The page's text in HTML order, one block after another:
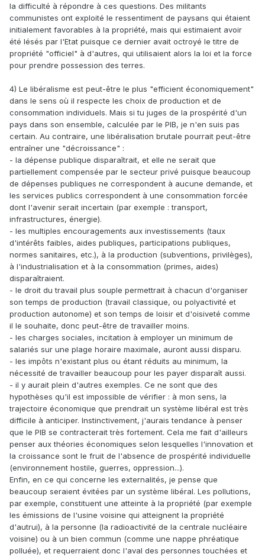
la difficulté à répondre à ces questions. Des militants
communistes ont exploité le ressentiment de paysans qui étaient
initialement favorables à la propriété, mais qui estimaient avoir
été lésés par l'Etat puisque ce dernier avait octroyé le titre de
propriété "officiel" à d'autres, qui utilisaient alors la loi et la force
pour prendre possession des terres.
4) Le libéralisme est peut-être le plus "efficient économiquement"
dans le sens où il respecte les choix de production et de
consommation individuels. Mais si tu juges de la prospérité d'un
pays dans son ensemble, calculée par le PIB, je n'en suis pas
certain. Au contraire, une libéralisation brutale pourrait peut-être
entraîner une "décroissance" :
- la dépense publique disparaîtrait, et elle ne serait que
partiellement compensée par le secteur privé puisque beaucoup
de dépenses publiques ne correspondent à aucune demande, et
les services publics correspondent à une consommation forcée
dont l'avenir serait incertain (par exemple : transport,
infrastructures, énergie).
- les multiples encouragements aux investissements (taux
d'intérêts faibles, aides publiques, participations publiques,
normes sanitaires, etc.), à la production (subventions, privilèges),
à l'industrialisation et à la consommation (primes, aides)
disparaîtraient.
- le droit du travail plus souple permettrait à chacun d'organiser
son temps de production (travail classique, ou polyactivité et
production autonome) et son temps de loisir et d'oisiveté comme
il le souhaite, donc peut-être de travailler moins.
- les charges sociales, incitation à employer un minimum de
salariés sur une plage horaire maximale, auront aussi disparu.
- les impôts n'existant plus ou étant réduits au minimum, la
nécessité de travailler beaucoup pour les payer disparaît aussi.
- il y aurait plein d'autres exemples. Ce ne sont que des
hypothèses qu'il est impossible de vérifier : à mon sens, la
trajectoire économique que prendrait un système libéral est très
difficile à anticiper. Instinctivement, j'aurais tendance à penser
que le PIB se contracterait très fortement. Cela me fait d'ailleurs
penser aux théories économiques selon lesquelles l'innovation et
la croissance sont le fruit de l'absence de prospérité individuelle
(environnement hostile, guerres, oppression...).
Enfin, en ce qui concerne les externalités, je pense que
beaucoup seraient évitées par un système libéral. Les pollutions,
par exemple, constituent une atteinte à la propriété (par exemple
les émissions de l'usine voisine qui atteignent la propriété
d'autrui), à la personne (la radioactivité de la centrale nucléaire
voisine) ou à un bien commun (comme une nappe phréatique
polluée), et requerraient donc l'aval des personnes touchées et